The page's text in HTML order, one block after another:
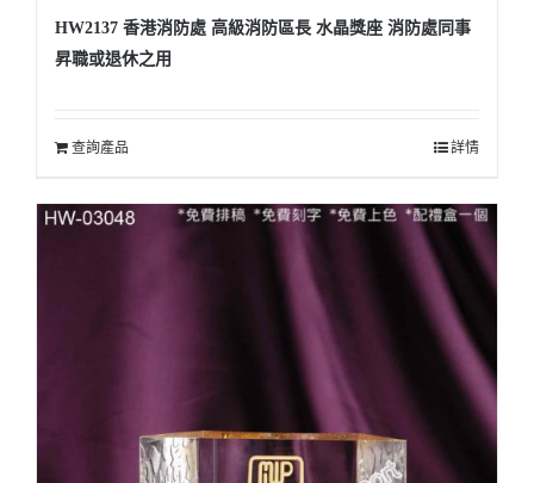
HW2137 香港消防處 高級消防區長 水晶獎座 消防處同事
昇職或退休之用
查詢產品 詳情